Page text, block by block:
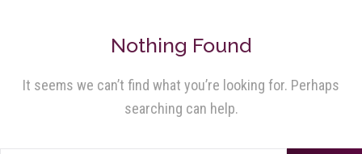
Nothing Found
It seems we can’t find what you’re looking for. Perhaps
searching can help.